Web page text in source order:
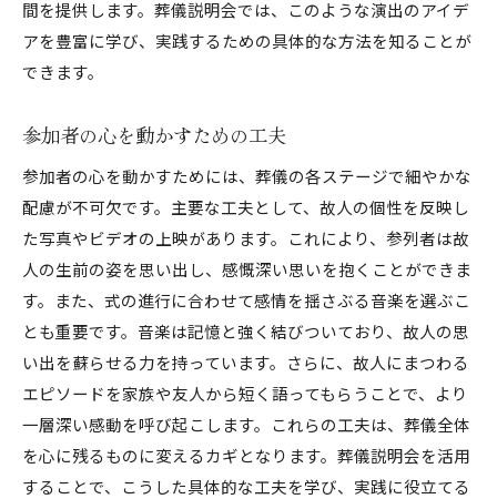
間を提供します。葬儀説明会では、このような演出のアイデ
アを豊富に学び、実践するための具体的な方法を知ることが
できます。
参加者の心を動かすための工夫
参加者の心を動かすためには、葬儀の各ステージで細やかな
配慮が不可欠です。主要な工夫として、故人の個性を反映し
た写真やビデオの上映があります。これにより、参列者は故
人の生前の姿を思い出し、感慨深い思いを抱くことができま
す。また、式の進行に合わせて感情を揺さぶる音楽を選ぶこ
とも重要です。音楽は記憶と強く結びついており、故人の思
い出を蘇らせる力を持っています。さらに、故人にまつわる
エピソードを家族や友人から短く語ってもらうことで、より
一層深い感動を呼び起こします。これらの工夫は、葬儀全体
を心に残るものに変えるカギとなります。葬儀説明会を活用
することで、こうした具体的な工夫を学び、実践に役立てる